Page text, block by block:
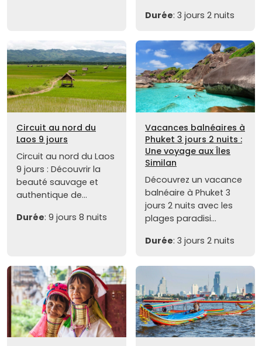
Durée: 3 jours 2 nuits
Circuit au nord du
Laos 9 jours
Circuit au nord du Laos
9 jours : Découvrir la
beauté sauvage et
authentique de...
Durée: 9 jours 8 nuits
Vacances balnéaires à
Phuket 3 jours 2 nuits :
Une voyage aux Îles
Similan
Découvrez un vacance
balnéaire à Phuket 3
jours 2 nuits avec les
plages paradisi...
Durée: 3 jours 2 nuits